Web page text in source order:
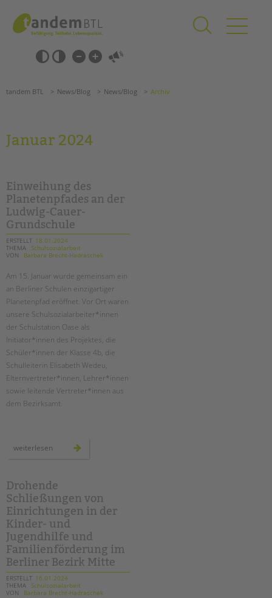
springen
Barrierefrei-
Einstellungen
überspringen
überspringen
Förderzentren
Kollegs
EFöB
Schulbezogene Sozialarbeit
Tagesgruppen
EINGLIEDERUNGSHILFE
BETREUTES WOHNEN
TANDEM BTL AKADEMIE
Zertfikatskurse
Seminarkalender
Seminarräume
PROFIL | LEITBILD
Kinder- und Jugendschutz
Unsere Videos
Gesellschafter VdK
schoolcoach BTL
tandem international
KARRIERE
Stellenangebote
tandem BTL News/Blog News/Blog Archiv
Januar 2024
Einweihung des
Planetenpfades an der
Ludwig-Cauer-
Grundschule
ERSTELLT 18.01.2024
THEMA Schulsozialarbeit
VON
Barbara Brecht-Hadraschek
Am 15. Januar wurde gemeinsam ein
an Berliner Schulen einzigartiger
Planetenpfad eröffnet. ­Vor Ort waren
unsere Schulsozialarbeiter*innen
der Schulstation Oase als
Initiator*innen des Projektes, die
Schüler*innen der Klasse 4b, die
Schulleiterin Elisabeth Wedeu,
Elternvertreter*innen, Lehrer*innen
sowie leitende Vertreter*innen aus
dem Bezirksamt.
weiterlesen einweihung
ludwig-
cauer-
grundschule
Drohende
Schließungen von
Einrichtungen in der
Kinder- und
Jugendhilfe und
Familienförderung im
Berliner Bezirk Mitte
ERSTELLT 16.01.2024
THEMA Schulsozialarbeit
VON
Barbara Brecht-Hadraschek